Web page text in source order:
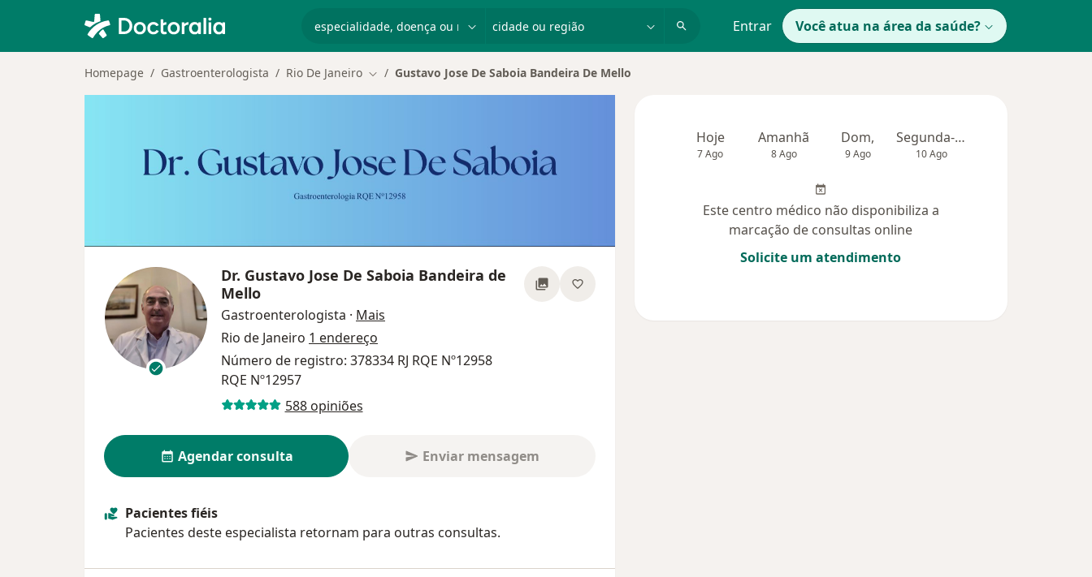
Entrar Você atua na área da saúde?
Homepage Gastroenterologista Rio De Janeiro Mudar de cidade
Gustavo Jose De Saboia Bandeira De Mello
Dr. Gustavo Jose De Saboia Bandeira de
Mello
Gastroenterologista · Mais
Rio de Janeiro 1 endereço
Número de registro: 378334 RJ RQE Nº12958
RQE Nº12957
588 opiniões
Agendar consulta Enviar mensagem
Pacientes fiéis
Pacientes deste especialista retornam para outras consultas.
Hoje
7 Ago
Amanhã
8 Ago
Dom,
9 Ago
Segunda-feira
10 Ago
Este centro médico não disponibiliza a
marcação de consultas online
Solicite um atendimento